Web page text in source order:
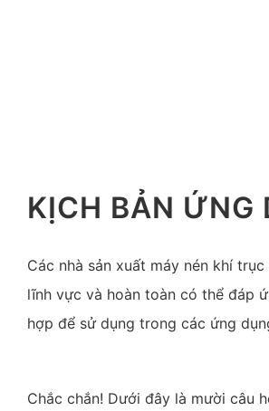
KỊCH BẢN ỨNG
Các nhà sản xuất máy nén khí
lĩnh vực và hoàn toàn có thể đáp
hợp để sử dụng trong các ứng
Chắc chắn! Dưới đây là mười câu